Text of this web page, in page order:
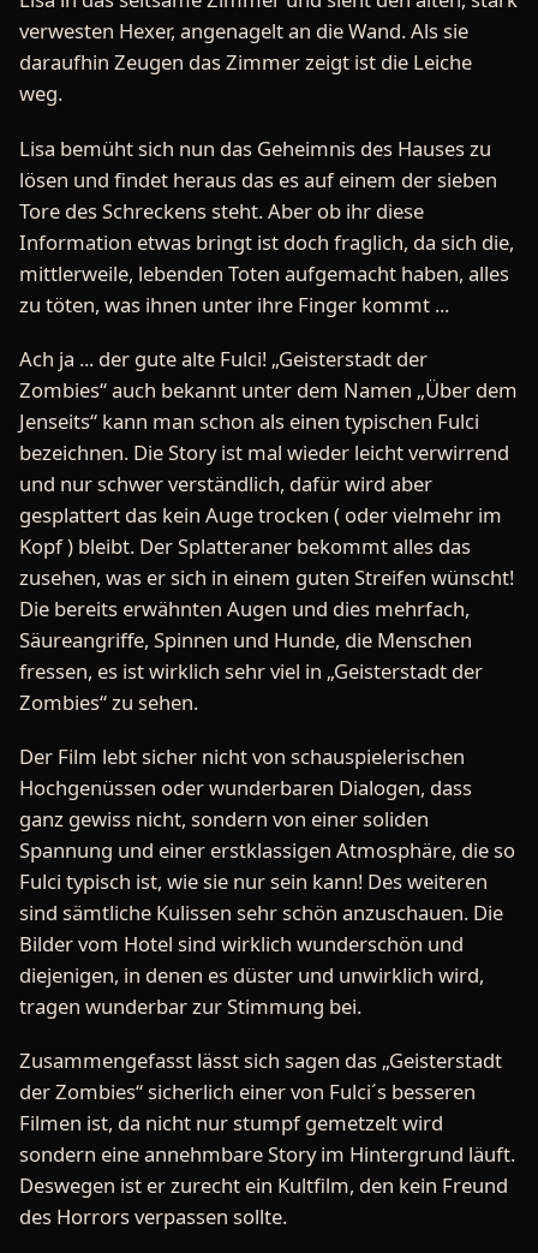
verwesten Hexer, angenagelt an die Wand. Als sie
daraufhin Zeugen das Zimmer zeigt ist die Leiche
weg.
Lisa bemüht sich nun das Geheimnis des Hauses zu
lösen und findet heraus das es auf einem der sieben
Tore des Schreckens steht. Aber ob ihr diese
Information etwas bringt ist doch fraglich, da sich die,
mittlerweile, lebenden Toten aufgemacht haben, alles
zu töten, was ihnen unter ihre Finger kommt ...
Ach ja ... der gute alte Fulci! „Geisterstadt der
Zombies“ auch bekannt unter dem Namen „Über dem
Jenseits“ kann man schon als einen typischen Fulci
bezeichnen. Die Story ist mal wieder leicht verwirrend
und nur schwer verständlich, dafür wird aber
gesplattert das kein Auge trocken ( oder vielmehr im
Kopf ) bleibt. Der Splatteraner bekommt alles das
zusehen, was er sich in einem guten Streifen wünscht!
Die bereits erwähnten Augen und dies mehrfach,
Säureangriffe, Spinnen und Hunde, die Menschen
fressen, es ist wirklich sehr viel in „Geisterstadt der
Zombies“ zu sehen.
Der Film lebt sicher nicht von schauspielerischen
Hochgenüssen oder wunderbaren Dialogen, dass
ganz gewiss nicht, sondern von einer soliden
Spannung und einer erstklassigen Atmosphäre, die so
Fulci typisch ist, wie sie nur sein kann! Des weiteren
sind sämtliche Kulissen sehr schön anzuschauen. Die
Bilder vom Hotel sind wirklich wunderschön und
diejenigen, in denen es düster und unwirklich wird,
tragen wunderbar zur Stimmung bei.
Zusammengefasst lässt sich sagen das „Geisterstadt
der Zombies“ sicherlich einer von Fulci´s besseren
Filmen ist, da nicht nur stumpf gemetzelt wird
sondern eine annehmbare Story im Hintergrund läuft.
Deswegen ist er zurecht ein Kultfilm, den kein Freund
des Horrors verpassen sollte.